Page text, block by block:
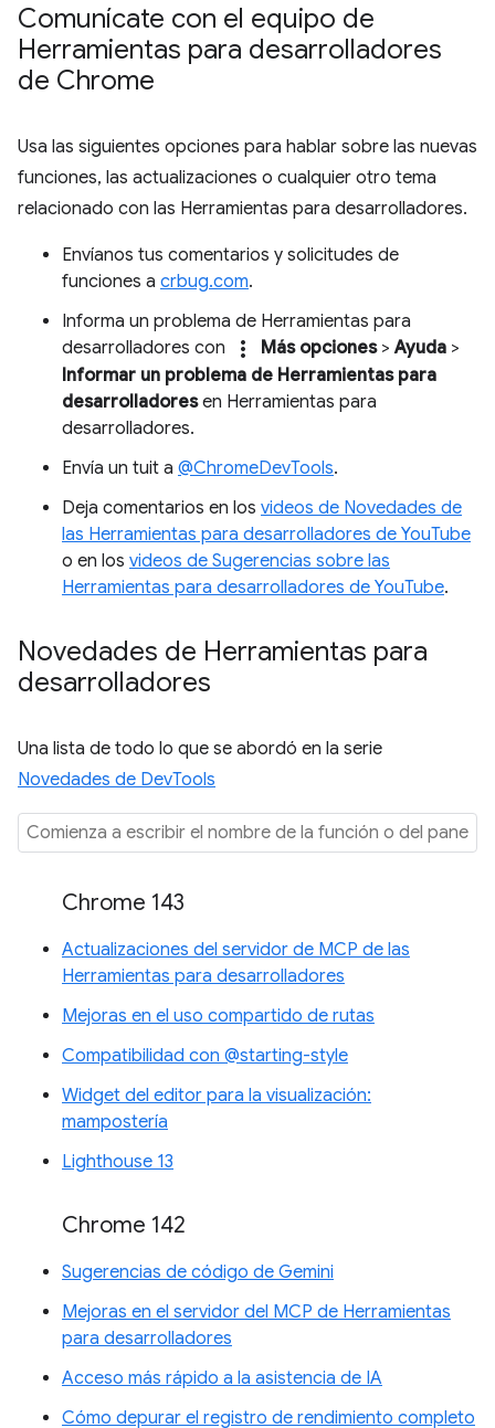
Comunícate con el equipo de
Herramientas para desarrolladores
de Chrome
Usa las siguientes opciones para hablar sobre las nuevas
funciones, las actualizaciones o cualquier otro tema
relacionado con las Herramientas para desarrolladores.
Envíanos tus comentarios y solicitudes de
funciones a crbug.com.
Informa un problema de Herramientas para
desarrolladores con
more_vert Más opciones>Ayuda >
Informar un problema de Herramientas para
desarrolladoresen Herramientas para
desarrolladores.
Envía un tuit a @ChromeDevTools.
Deja comentarios en los videos de Novedades de
las Herramientas para desarrolladores de YouTube
o en los videos de Sugerencias sobre las
Herramientas para desarrolladores de YouTube.
Novedades de Herramientas para
desarrolladores
Una lista de todo lo que se abordó en la serie
Novedades de DevTools
Chrome 143
Actualizaciones del servidor de MCP de las
Herramientas para desarrolladores
Mejoras en el uso compartido de rutas
Compatibilidad con @starting-style
Widget del editor para la visualización:
mampostería
Lighthouse 13
Chrome 142
Sugerencias de código de Gemini
Mejoras en el servidor del MCP de Herramientas
para desarrolladores
Acceso más rápido a la asistencia de IA
Cómo depurar el registro de rendimiento completo